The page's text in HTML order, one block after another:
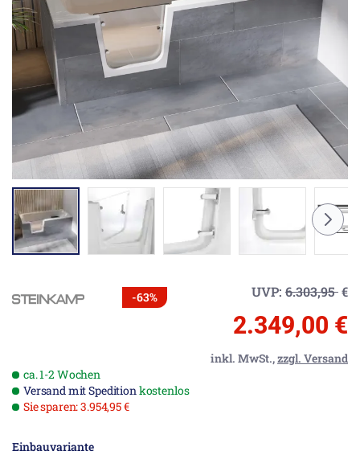
-63% UVP: 6.303,95€
2.349,00 €
inkl. MwSt.,zzgl. Versand
ca. 1-2 Wochen
Versand mit Speditionkostenlos
Sie sparen: 3.954,95 €
Einbauvariante